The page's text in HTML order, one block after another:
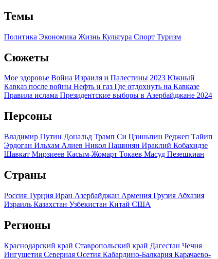
Темы
Политика Экономика Жизнь Культура Спорт Туризм
Сюжеты
Мое здоровье Война Израиля и Палестины 2023 Южный
Кавказ после войны Нефть и газ Где отдохнуть на Кавказе
Правила ислама Президентские выборы в Азербайджане 2024
Персоны
Владимир Путин Дональд Трамп Си Цзиньпин Реджеп Тайип
Эрдоган Ильхам Алиев Никол Пашинян Ираклий Кобахидзе
Шавкат Мирзиеев Касым-Жомарт Токаев Масуд Пезешкиан
Страны
Россия Турция Иран Азербайджан Армения Грузия Абхазия
Израиль Казахстан Узбекистан Китай США
Регионы
Краснодарский край Ставропольский край Дагестан Чечня
Ингушетия Северная Осетия Кабардино-Балкария Карачаево-